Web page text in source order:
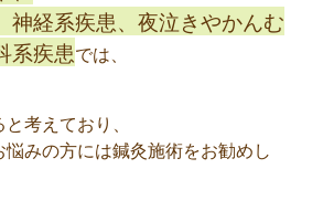
神経系疾患、夜泣きやかんむ
系疾患では、
考えており、
みの方には鍼灸施術をお勧めし